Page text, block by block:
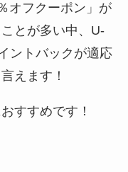
オフクーポン」が
とが多い中、U-
ントバックが適応
えます！
すすめです！